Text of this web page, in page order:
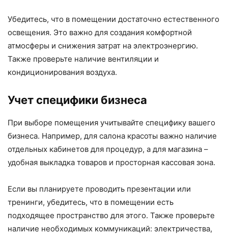
Убедитесь, что в помещении достаточно естественного
освещения. Это важно для создания комфортной
атмосферы и снижения затрат на электроэнергию.
Также проверьте наличие вентиляции и
кондиционирования воздуха.
Учет специфики бизнеса
При выборе помещения учитывайте специфику вашего
бизнеса. Например, для салона красоты важно наличие
отдельных кабинетов для процедур, а для магазина –
удобная выкладка товаров и просторная кассовая зона.
Если вы планируете проводить презентации или
тренинги, убедитесь, что в помещении есть
подходящее пространство для этого. Также проверьте
наличие необходимых коммуникаций: электричества,